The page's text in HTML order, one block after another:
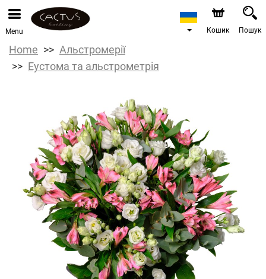
Menu Кошик Пошук
Home
Альстромерії
Еустома та альстрометрія